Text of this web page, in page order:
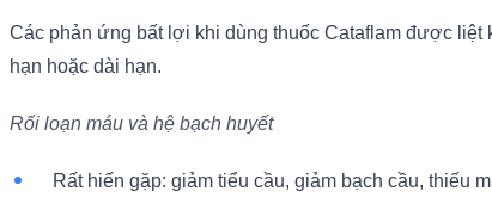
Các phản ứng bất lợi khi dùng thuốc Cataflam được
hạn hoặc dài hạn.
Rối loạn máu và hệ bạch huyết
Rất hiến gặp: giảm tiểu cầu, giảm bạch cầu, thiếu